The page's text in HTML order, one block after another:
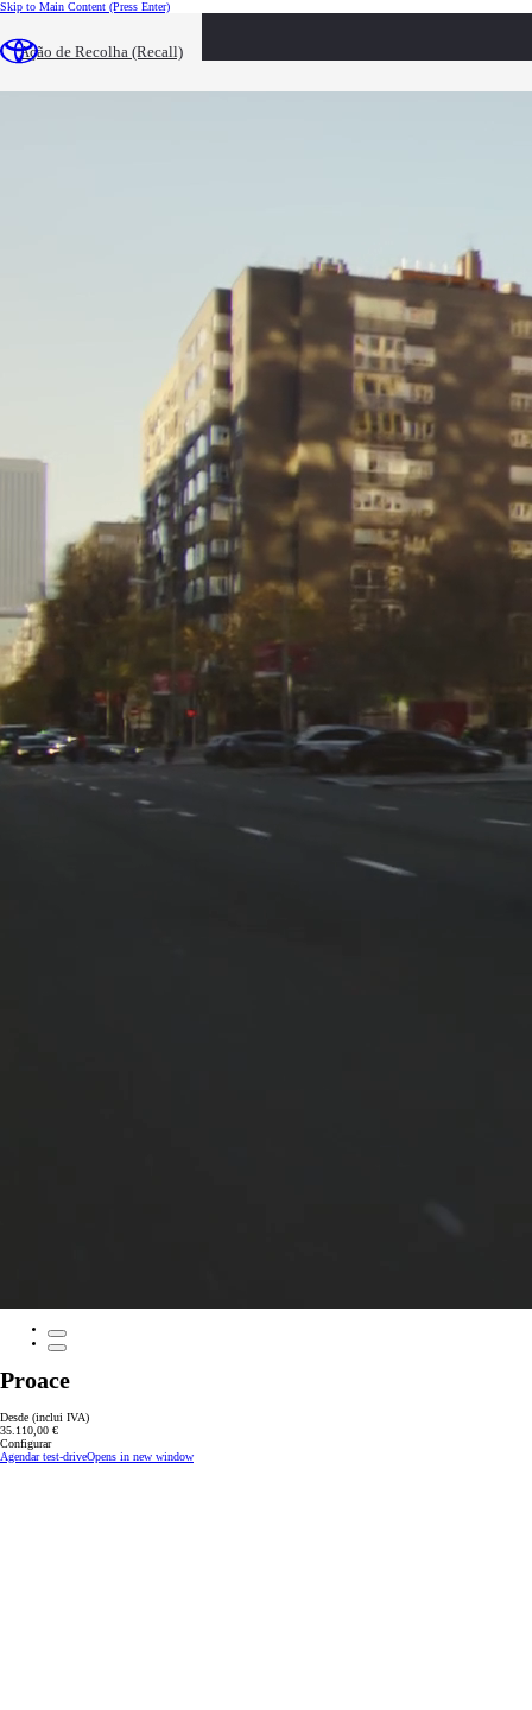
Skip to Main Content (Press Enter)
Ação de Recolha (Recall)
Proace
Desde (inclui IVA)
35.110,00 €
Configurar
Agendar test-driveOpens in new window